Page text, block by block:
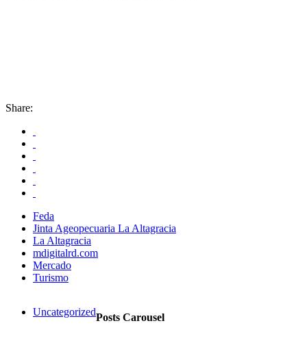
Share:
Feda
Jinta Ageopecuaria La Altagracia
La Altagracia
mdigitalrd.com
Mercado
Turismo
UncategorizedPosts Carousel